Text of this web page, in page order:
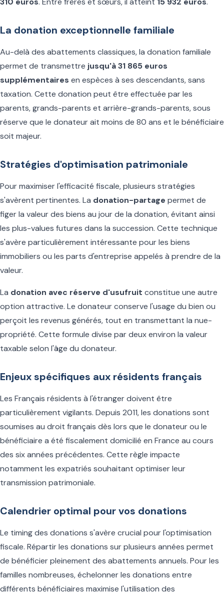
La donation exceptionnelle familiale
Au-delà des abattements classiques, la donation familiale
permet de transmettre jusqu'à 31 865 euros
supplémentaires en espèces à ses descendants, sans
taxation. Cette donation peut être effectuée par les
parents, grands-parents et arrière-grands-parents, sous
réserve que le donateur ait moins de 80 ans et le bénéficiaire
soit majeur.
Stratégies d'optimisation patrimoniale
Pour maximiser l'efficacité fiscale, plusieurs stratégies
s'avèrent pertinentes. La donation-partage permet de
figer la valeur des biens au jour de la donation, évitant ainsi
les plus-values futures dans la succession. Cette technique
s'avère particulièrement intéressante pour les biens
immobiliers ou les parts d'entreprise appelés à prendre de la
valeur.
La donation avec réserve d'usufruit constitue une autre
option attractive. Le donateur conserve l'usage du bien ou
perçoit les revenus générés, tout en transmettant la nue-
propriété. Cette formule divise par deux environ la valeur
taxable selon l'âge du donateur.
Enjeux spécifiques aux résidents français
Les Français résidents à l'étranger doivent être
particulièrement vigilants. Depuis 2011, les donations sont
soumises au droit français dès lors que le donateur ou le
bénéficiaire a été fiscalement domicilié en France au cours
des six années précédentes. Cette règle impacte
notamment les expatriés souhaitant optimiser leur
transmission patrimoniale.
Calendrier optimal pour vos donations
Le timing des donations s'avère crucial pour l'optimisation
fiscale. Répartir les donations sur plusieurs années permet
de bénéficier pleinement des abattements annuels. Pour les
familles nombreuses, échelonner les donations entre
différents bénéficiaires maximise l'utilisation des